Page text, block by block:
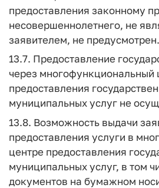
предоставления законному
несовершеннолетнего, не
заявителем, не предусмотрен.
13.7. Предоставление
через многофункциональный
предоставления
муниципальных услуг не
13.8. Возможность выдачи
предоставления услуги в
центре предоставления
муниципальных услуг, в том
документов на бумажном